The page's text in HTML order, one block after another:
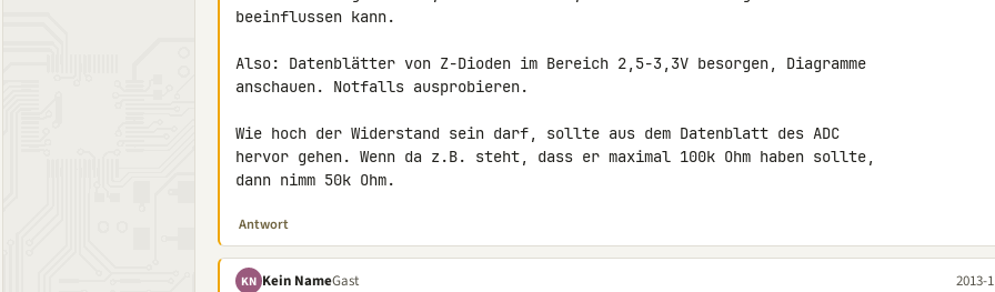
beeinflussen kann.
Also: Datenblätter von Z-Dioden im Bereich 2,5-3,3V besorgen, Diagramme
anschauen. Notfalls ausprobieren.
Wie hoch der Widerstand sein darf, sollte aus dem Datenblatt des ADC
hervor gehen. Wenn da z.B. steht, dass er maximal 100k Ohm haben sollte,
dann nimm 50k Ohm.
Antwort
KN Kein NameGast 2013-